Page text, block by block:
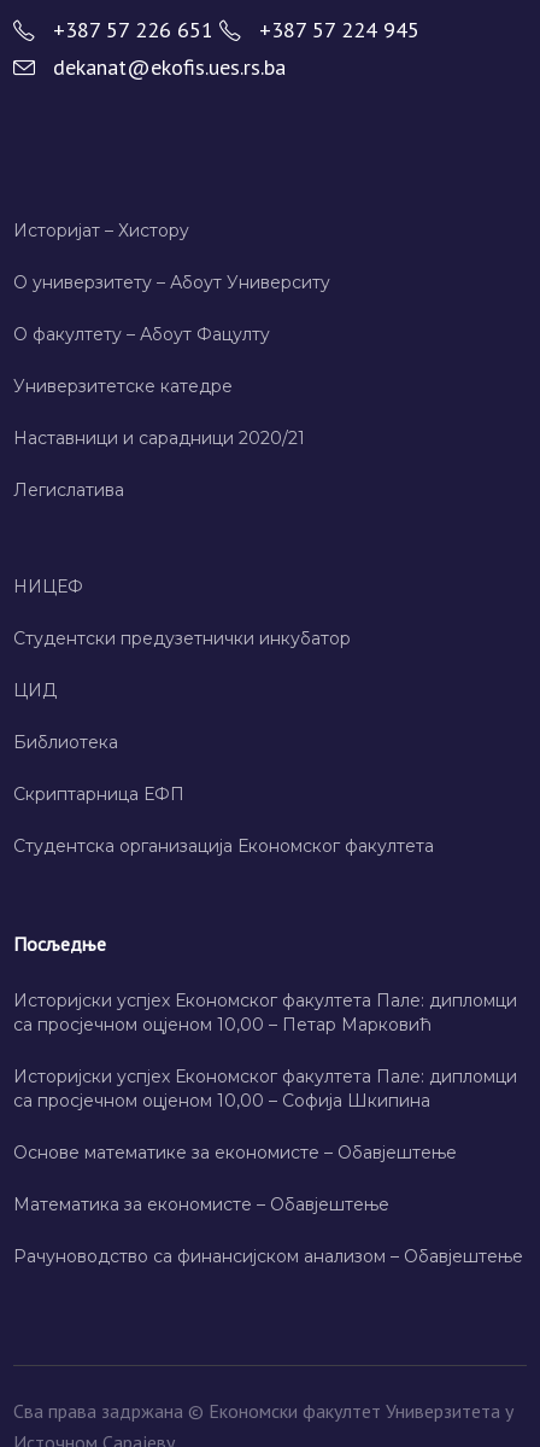
+387 57 226 651
+387 57 224 945
dekanat@ekofis.ues.rs.ba
Историјат – Хисторy
О универзитету – Абоут Университy
О факултету – Абоут Фацултy
Универзитетске катедре
Наставници и сарадници 2020/21
Легислатива
НИЦЕФ
Студентски предузетнички инкубатор
ЦИД
Библиотека
Скриптарница ЕФП
Студентска организација Економског факултета
Посљедње
Историјски успјех Економског факултета Пале: дипломци
са просјечном оцјеном 10,00 – Петар Марковић
Историјски успјех Економског факултета Пале: дипломци
са просјечном оцјеном 10,00 – Софија Шкипина
Основе математике за економисте – Обавјештење
Математика за економисте – Обавјештење
Рачуноводство са финансијском анализом – Обавјештење
Сва права задржана © Економски факултет Универзитета у
Источном Сарајеву